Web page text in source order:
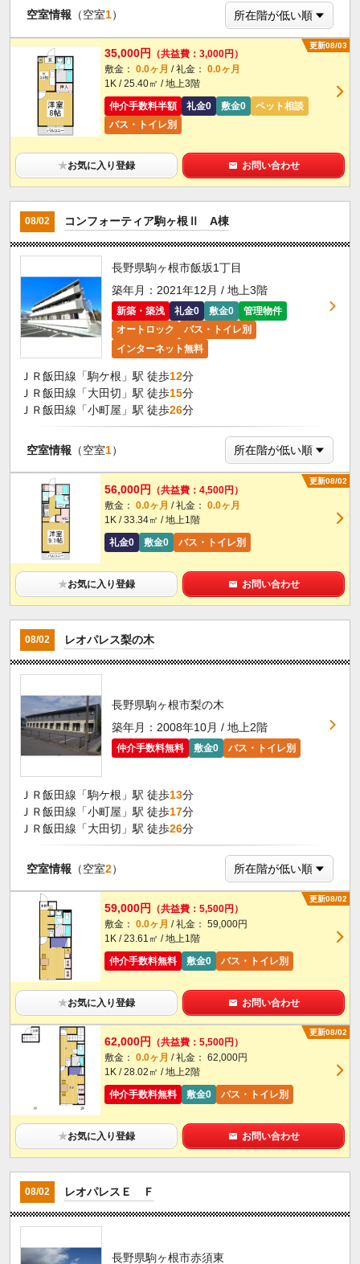
空室情報 （空室1）
更新08/03
35,000円
（共益費：3,000円）
敷金： 0.0ヶ月 / 礼金： 0.0ヶ月
1K / 25.40㎡ / 地上3階
仲介手数料半額
礼金0 敷金0
ペット相談
バス・トイレ別
★お気に入り登録 お問い合わせ
08/02 コンフォーティア駒ヶ根Ⅱ A棟
長野県駒ヶ根市飯坂1丁目
築年月：2021年12月 / 地上3階
新築・築浅 礼金0 敷金0
管理物件
オートロック
バス・トイレ別
インターネット無料
ＪＲ飯田線「駒ケ根」駅 徒歩12分
ＪＲ飯田線「大田切」駅 徒歩15分
ＪＲ飯田線「小町屋」駅 徒歩26分
空室情報 （空室1）
更新08/02
56,000円
（共益費：4,500円）
敷金： 0.0ヶ月 / 礼金： 0.0ヶ月
1K / 33.34㎡ / 地上1階
礼金0
敷金0 バス・トイレ別
★お気に入り登録 お問い合わせ
08/02 レオパレス梨の木
長野県駒ヶ根市梨の木
築年月：2008年10月 / 地上2階
仲介手数料無料 敷金0 バス・トイレ別
ＪＲ飯田線「駒ケ根」駅 徒歩13分
ＪＲ飯田線「小町屋」駅 徒歩17分
ＪＲ飯田線「大田切」駅 徒歩26分
空室情報 （空室2）
更新08/02
59,000円
（共益費：5,500円）
敷金： 0.0ヶ月 / 礼金： 59,000円
1K / 23.61㎡ / 地上1階
仲介手数料無料
敷金0 バス・トイレ別
★お気に入り登録 お問い合わせ
更新08/02
62,000円
（共益費：5,500円）
敷金： 0.0ヶ月 / 礼金： 62,000円
1K / 28.02㎡ / 地上2階
仲介手数料無料
敷金0 バス・トイレ別
★お気に入り登録 お問い合わせ
08/02 レオパレスＥ Ｆ
長野県駒ヶ根市赤須東